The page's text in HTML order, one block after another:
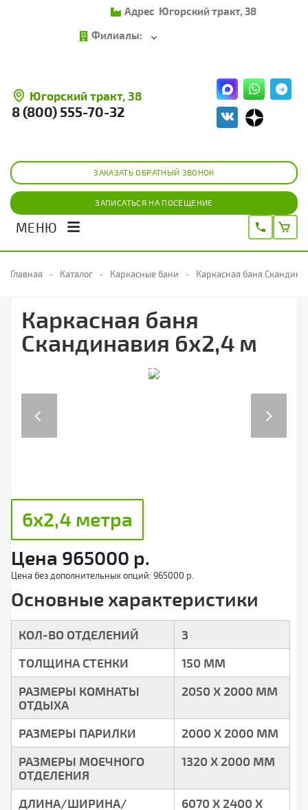
Адрес Югорский тракт, 38
Филиалы:
Югорский тракт, 38
8 (800) 555-70-32
ЗАКАЗАТЬ ОБРАТНЫЙ ЗВОНОК
ЗАПИСАТЬСЯ НА ПОСЕЩЕНИЕ
МЕНЮ
Главная Каталог Каркасные бани Каркасная баня
Каркасная баня
Скандинавия 6х2,4 м
6х2,4 метра
Цена 965000 р.
Цена без дополнительных опций: 965000 р.
Основные характеристики
КОЛ-ВО ОТДЕЛЕНИЙ
3
ТОЛЩИНА СТЕНКИ
150 ММ
РАЗМЕРЫ КОМНАТЫ
ОТДЫХА
2050 Х 2000 ММ
РАЗМЕРЫ ПАРИЛКИ
2000 Х 2000 ММ
РАЗМЕРЫ МОЕЧНОГО
ОТДЕЛЕНИЯ
1320 Х 2000 ММ
ДЛИНА/ШИРИНА/
6070 Х 2400 Х